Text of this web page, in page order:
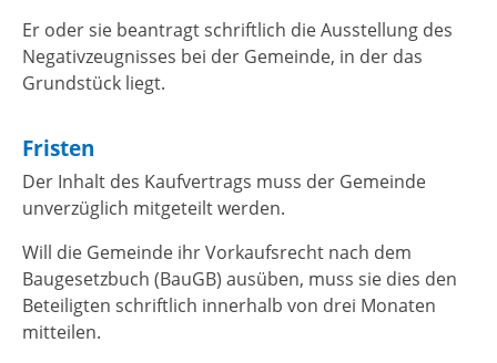
Er oder sie beantragt schriftlich die Ausstellung des
Negativzeugnisses bei der Gemeinde, in der das
Grundstück liegt.
Fristen
Der Inhalt des Kaufvertrags muss der Gemeinde
unverzüglich mitgeteilt werden.
Will die Gemeinde ihr Vorkaufsrecht nach dem
Baugesetzbuch (BauGB) ausüben, muss sie dies den
Beteiligten schriftlich innerhalb von drei Monaten
mitteilen.